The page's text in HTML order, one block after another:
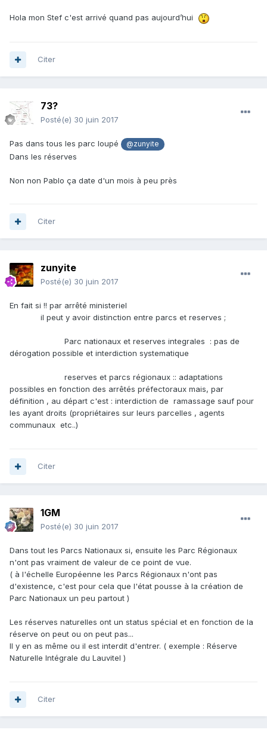
Hola mon Stef c'est arrivé quand pas aujourd’hui
Citer
73?
Posté(e) 30 juin 2017
Pas dans tous les parc loupé @zunyite
Dans les réserves
Non non Pablo ça date d'un mois à peu près
Citer
zunyite
Posté(e) 30 juin 2017
En fait si !! par arrêté ministeriel
il peut y avoir distinction entre parcs et reserves ;
Parc nationaux et reserves integrales : pas de
dérogation possible et interdiction systematique
reserves et parcs régionaux :: adaptations
possibles en fonction des arrêtés préfectoraux mais, par
définition , au départ c'est : interdiction de ramassage sauf pour
les ayant droits (propriétaires sur leurs parcelles , agents
communaux etc..)
Citer
1GM
Posté(e) 30 juin 2017
Dans tout les Parcs Nationaux si, ensuite les Parc Régionaux
n'ont pas vraiment de valeur de ce point de vue.
( à l'échelle Européenne les Parcs Régionaux n'ont pas
d'existence, c'est pour cela que l'état pousse à la création de
Parc Nationaux un peu partout )
Les réserves naturelles ont un status spécial et en fonction de la
réserve on peut ou on peut pas...
Il y en as même ou il est interdit d'entrer. ( exemple : Réserve
Naturelle Intégrale du Lauvitel )
Citer